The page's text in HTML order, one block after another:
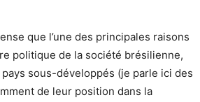
que l’une des principales raisons
politique de la société brésilienne,
sous-développés (je parle ici des
de leur position dans la